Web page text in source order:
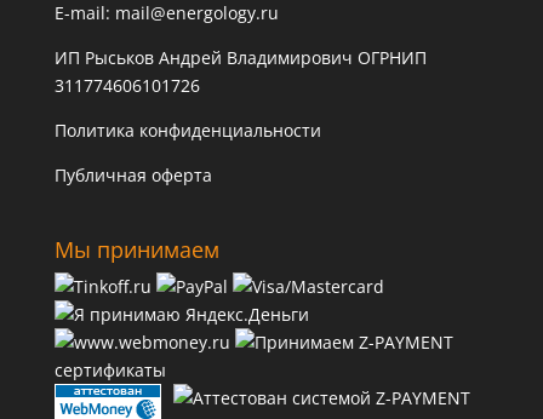
E-mail: mail@energology.ru
ИП Рыськов Андрей Владимирович ОГРНИП
311774606101726
Политика конфиденциальности
Публичная оферта
Мы принимаем
сертификаты